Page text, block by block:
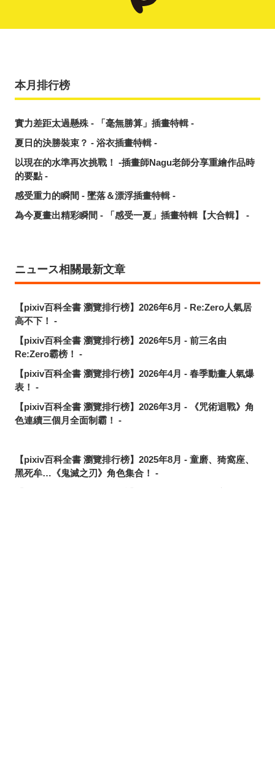
本月排行榜
實力差距太過懸殊 - 「毫無勝算」插畫特輯 -
夏日的決勝裝束？ - 浴衣插畫特輯 -
以現在的水準再次挑戰！ -插畫師Nagu老師分享重繪作品時
的要點 -
感受重力的瞬間 - 墜落＆漂浮插畫特輯 -
為今夏畫出精彩瞬間 - 「感受一夏」插畫特輯【大合輯】 -
ニュース相關最新文章
【pixiv百科全書 瀏覽排行榜】2026年6月 - Re:Zero人氣居
高不下！ -
【pixiv百科全書 瀏覽排行榜】2026年5月 - 前三名由
Re:Zero霸榜！ -
【pixiv百科全書 瀏覽排行榜】2026年4月 - 春季動畫人氣爆
表！ -
【pixiv百科全書 瀏覽排行榜】2026年3月 - 《咒術迴戰》角
色連續三個月全面制霸！ -
【pixiv百科全書 瀏覽排行榜】2025年8月 - 童磨、猗窩座、
黑死牟…《鬼滅之刃》角色集合！ -